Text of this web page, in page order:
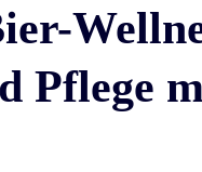
Pflege